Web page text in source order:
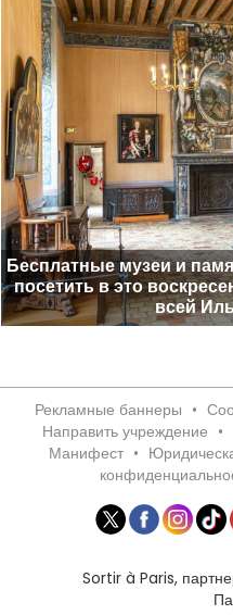
Бесплатные музеи и
посетить в это
всей
Рекламные баннеры •
Направить учреждение •
Манифест •
Sortir à Paris,